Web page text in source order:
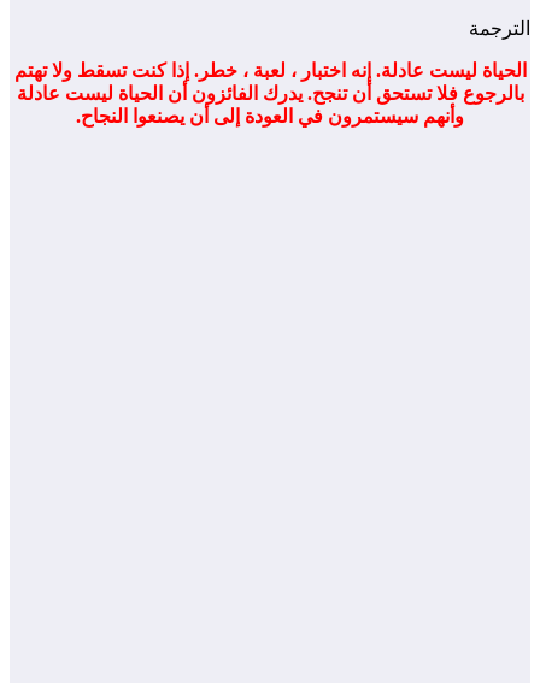
الترجمة
الحياة ليست عادلة. إنه اختبار ، لعبة ، خطر. إذا كنت تسقط ولا تهتم
بالرجوع فلا تستحق أن تنجح. يدرك الفائزون أن الحياة ليست عادلة
وأنهم سيستمرون في العودة إلى أن يصنعوا النجاح.